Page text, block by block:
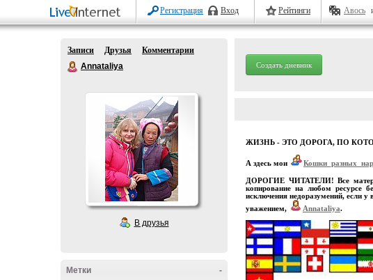
Регистрация Вход Рейтинги Авось
Записи Друзья
Комментарии
Annataliya
В друзья
-
Метки
Создать дневник
ЖИЗНЬ - ЭТО ДОРОГА, ПО
А здесь мои
ДОРОГИЕ ЧИТАТЕЛИ! Все
копирование на любом ресурсе
исключения недоразумений, если
уважением,
Annataliya.